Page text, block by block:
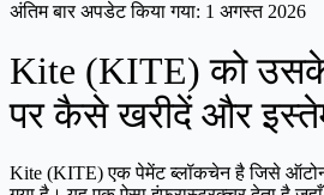
अंतिम बार अपडेट किया गया: 1 अगस्त 2026
Kite (KITE) को
पर कैसे खरीदें और
Kite (KITE) एक पेमेंट ब्लॉकचेन है जिसे